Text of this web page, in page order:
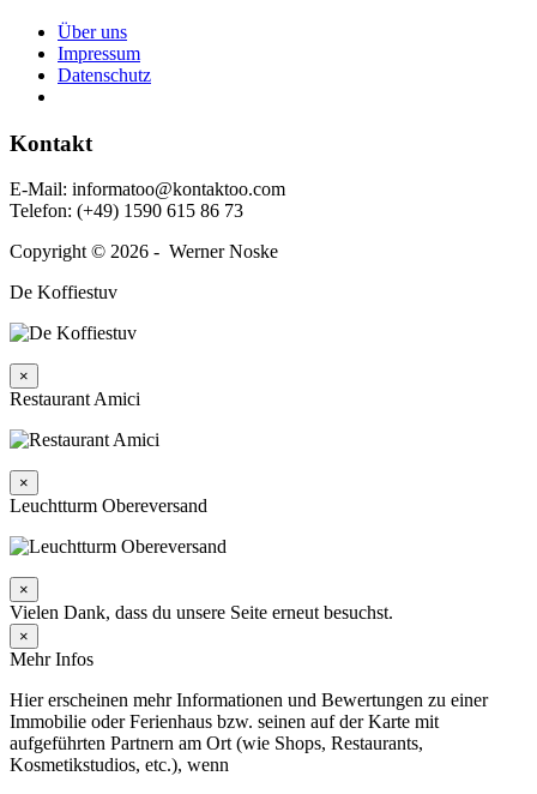
Über uns
Impressum
Daten­schutz
Kontakt
E‑Mail: informatoo@kontaktoo.com
Telefon: (+49) 1590 615 86 73
Copyright © 2026 - Werner Noske
De Koffiestuv
×
Restaurant Amici
×
Leuchtturm Obereversand
×
Vielen Dank, dass du unsere Seite erneut besuchst.
×
Mehr Infos
Hier erscheinen mehr Informationen und Bewertungen zu einer
Immobilie oder Ferienhaus bzw. seinen auf der Karte mit
aufgeführten Partnern am Ort (wie Shops, Restaurants,
Kosmetikstudios, etc.), wenn